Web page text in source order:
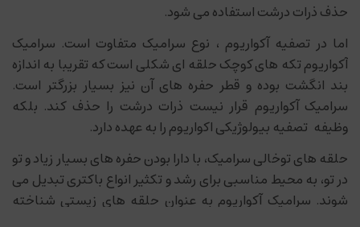
حذف ذرات درشت استفاده می شود.
اما در تصفیه آکواریوم ، نوع سرامیک متفاوت است. سرامیک
آکواریوم تکه های کوچک حلقه ای شکلی است که تقریبا به اندازه
بند انگشت بوده و قطر حفره های آن نیز بسیار بزرگتر است.
سرامیک آکواریوم قرار نیست ذرات درشت را حذف کند. بلکه
وظیفه تصفیه بیولوژیکی اکواریوم را به عهده دارد.
حلقه های توخالی سرامیک، با دارا بودن حفره های بسیار زیاد و تو
در تو، به محیط مناسبی برای رشد و تکثیر انواع باکتری تبدیل می
شوند. سرامیک آکواریوم به عنوان حلقه های زیستی شناخته